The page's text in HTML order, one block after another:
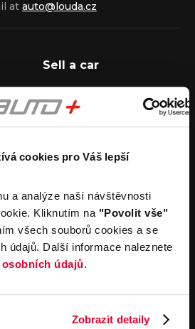
cookies pro Váš lepší
a analýze naší návštěvnosti
Kliknutím na "Povolit vše"
všech souborů cookies a se
údajů. Další informace naleznete
údajů.
Zobrazit detaily
at auto@louda.cz
Sell a car
obligation
Company
Louda Auto+ Poděbrady
Recreational cars
News
For the media
Career
General terms and